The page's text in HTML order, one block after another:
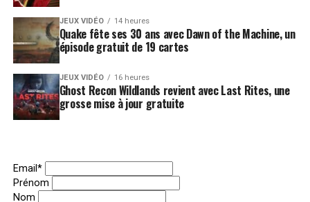
JEUX VIDÉO 14 heures
Quake fête ses 30 ans avec Dawn of the Machine, un
épisode gratuit de 19 cartes
JEUX VIDÉO 16 heures
Ghost Recon Wildlands revient avec Last Rites, une
grosse mise à jour gratuite
Email*
Prénom
Nom